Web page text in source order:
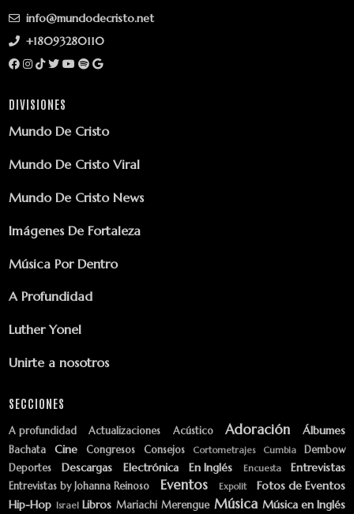
info@mundodecristo.net
+18093280110
DIVISIONES
Mundo De Cristo
Mundo De Cristo Viral
Mundo De Cristo News
Imágenes De Fortaleza
Música Por Dentro
A Profundidad
Luther Yonel
Unirte a nosotros
SECCIONES
A profundidad Actualizaciones Acústico Adoración Álbumes
Bachata Cine Congresos Consejos Cortometrajes Cumbia
Dembow
Deportes
Descargas Electrónica En Inglés Encuesta Entrevistas
Entrevistas by Johanna Reinoso Eventos Expolit
Fotos de Eventos
Hip-Hop Israel Libros Mariachi Merengue Música Música en Inglés